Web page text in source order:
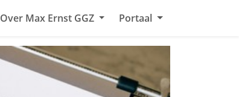
Over Max Ernst GGZ Portaal